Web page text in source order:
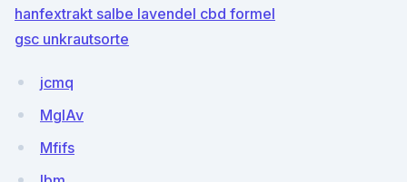
hanfextrakt salbe lavendel cbd formel
gsc unkrautsorte
jcmq
MgIAv
Mfifs